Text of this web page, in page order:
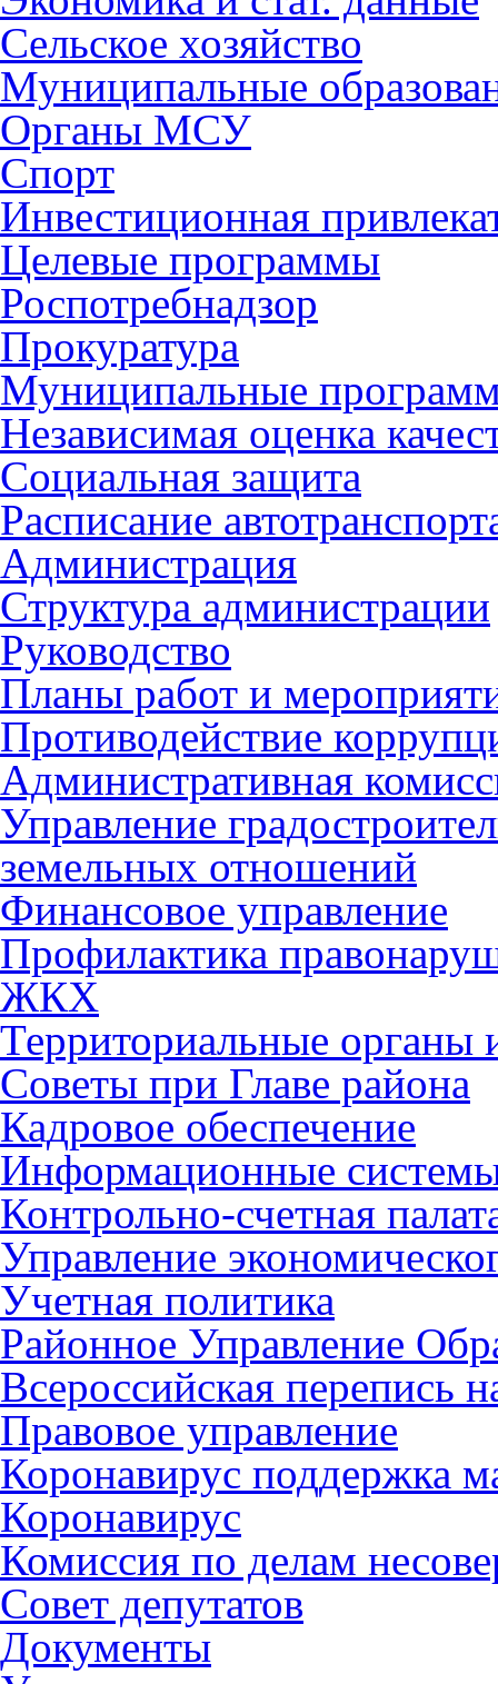
Сельское хозяйство
Муниципальные
Органы МСУ
Спорт
Инвестиционная
Целевые программы
Роспотребнадзор
Прокуратура
Муниципальные
Независимая оценка
Социальная защита
Расписание
Администрация
Структура администрации
Руководство
Планы работ и
Противодействие
Административная
Управление
земельных отношений
Финансовое управление
Профилактика
ЖКХ
Территориальные органы
Советы при Главе района
Кадровое обеспечение
Информационные
Контрольно-счетная
Управление
Учетная политика
Районное Управление
Всероссийская перепись
Правовое управление
Коронавирус поддержка
Коронавирус
Комиссия по делам
Совет депутатов
Документы